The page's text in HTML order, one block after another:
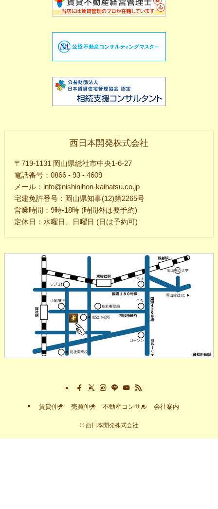
西日本開発株式会社
〒719-1131 岡山県総社市中央1-6-27
電話番号：0866 - 93 - 4609
メール：info@nishinihon-kaihatsu.co.jp
宅建免許番号：岡山県知事(12)第2265号
営業時間：9時-18時 (時間外は要予約)
定休日：水曜日、日曜日 (日は予約可)
賃貸仲介 売買仲介 不動産コンサル 会社案内
© 西日本開発株式会社